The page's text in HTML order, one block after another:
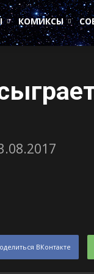
КОМИКСЫ
ВКонтакте